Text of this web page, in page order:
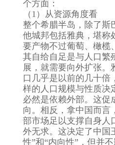
个方面：
（1）从资源角度看
整个希腊半岛，除了斯
他城邦包括雅典，堪称
要产物不过葡萄、橄榄
其自给自足是与人口繁
展，就需要向外扩张。
口几乎是以前的几十倍
样的人口规模与性质决
必然是依赖外部。这促
向。相反，拿中国而言
部市场足以支撑自身人
外无求。这决定了中国
性”和“内向性”，但并